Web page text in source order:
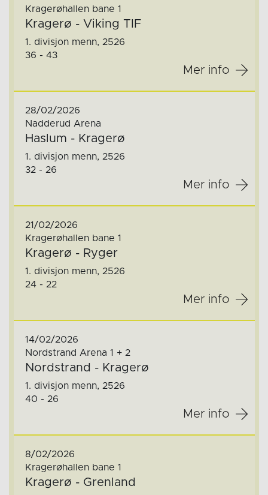
Kragerøhallen bane 1
Kragerø - Viking TIF
1. divisjon menn, 2526
36 - 43
Mer info
28/02/2026
Nadderud Arena
Haslum - Kragerø
1. divisjon menn, 2526
32 - 26
Mer info
21/02/2026
Kragerøhallen bane 1
Kragerø - Ryger
1. divisjon menn, 2526
24 - 22
Mer info
14/02/2026
Nordstrand Arena 1 + 2
Nordstrand - Kragerø
1. divisjon menn, 2526
40 - 26
Mer info
8/02/2026
Kragerøhallen bane 1
Kragerø - Grenland